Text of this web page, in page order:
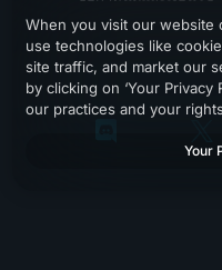
When you visit our website
use technologies like
site traffic, and market our
by clicking on ‘Your
our practices and your
Your